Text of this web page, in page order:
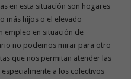
en esta situación son hogares
más hijos o el elevado
empleo en situación de
no podemos mirar para otro
que nos permitan atender las
a los colectivos